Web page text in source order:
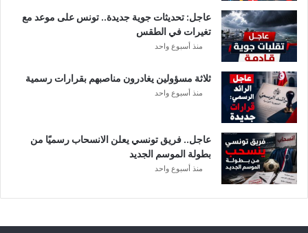
ل
عاجل: تحديثات جوية جديدة.. تونس على موعد مع
تغيرات في الطقس
منذ أسبوع واحد
ثلاثة مسؤولين يغادرون مناصبهم بقرارات رسمية
منذ أسبوع واحد
عاجل.. فريق تونسي يعلن الانسحاب رسميًا من
بطولة الموسم الجديد
منذ أسبوع واحد